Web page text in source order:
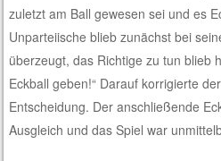
zuletzt am Ball gewesen sei und es
Unparteiische blieb zunächst bei
überzeugt, das Richtige zu tun blieb
Eckball geben!“ Darauf korrigierte
Entscheidung. Der anschließende
Ausgleich und das Spiel war